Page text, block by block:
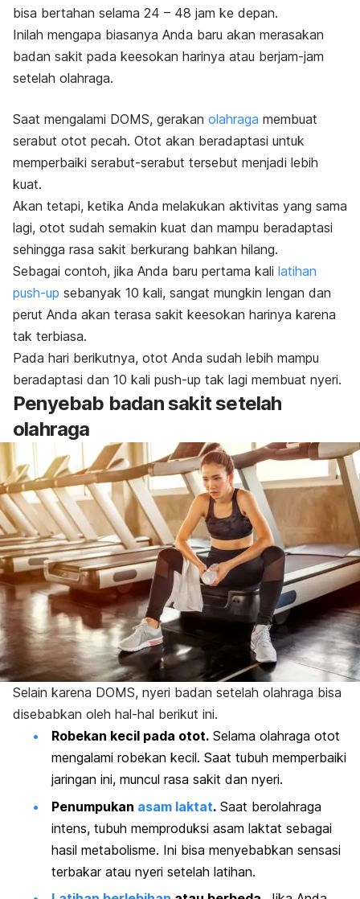
bisa bertahan selama 24 – 48 jam ke depan.
Inilah mengapa biasanya Anda baru akan merasakan
badan sakit pada keesokan harinya atau berjam-jam
setelah olahraga.
Saat mengalami DOMS, gerakan olahraga membuat
serabut otot pecah. Otot akan beradaptasi untuk
memperbaiki serabut-serabut tersebut menjadi lebih
kuat.
Akan tetapi, ketika Anda melakukan aktivitas yang sama
lagi, otot sudah semakin kuat dan mampu beradaptasi
sehingga rasa sakit berkurang bahkan hilang.
Sebagai contoh, jika Anda baru pertama kali latihan
push-up sebanyak 10 kali, sangat mungkin lengan dan
perut Anda akan terasa sakit keesokan harinya karena
tak terbiasa.
Pada hari berikutnya, otot Anda sudah lebih mampu
beradaptasi dan 10 kali push-up tak lagi membuat nyeri.
Penyebab badan sakit setelah
olahraga
Selain karena DOMS, nyeri badan setelah olahraga bisa
disebabkan oleh hal-hal berikut ini.
Robekan kecil pada otot. Selama olahraga otot
mengalami robekan kecil. Saat tubuh memperbaiki
jaringan ini, muncul rasa sakit dan nyeri.
Penumpukan asam laktat. Saat berolahraga
intens, tubuh memproduksi asam laktat sebagai
hasil metabolisme. Ini bisa menyebabkan sensasi
terbakar atau nyeri setelah latihan.